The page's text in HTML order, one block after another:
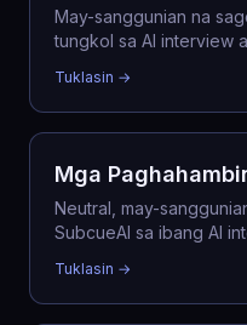
May-sanggunian na
tungkol sa AI interview
Tuklasin →
Mga
Neutral, may-
SubcueAI sa ibang AI
Tuklasin →